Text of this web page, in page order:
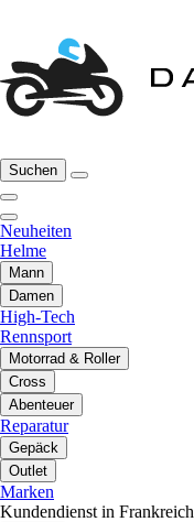
Suchen
Neuheiten
Helme
Mann
Damen
High-Tech
Rennsport
Motorrad & Roller
Cross
Abenteuer
Reparatur
Gepäck
Outlet
Marken
Kundendienst in Frankreich